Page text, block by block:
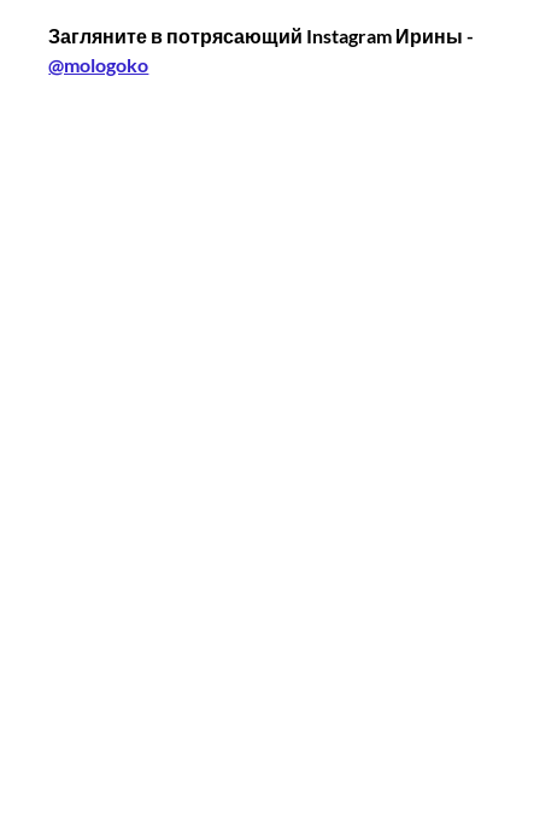
Загляните в потрясающий Instagram Ирины -
@mologoko